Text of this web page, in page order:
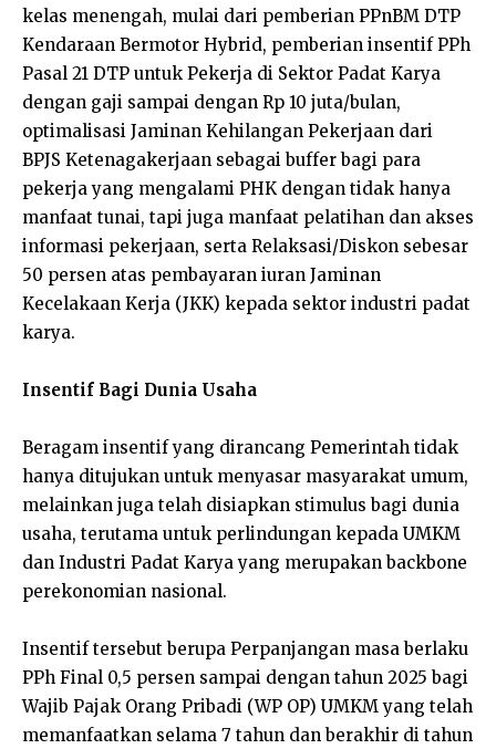
kelas menengah, mulai dari pemberian PPnBM DTP
Kendaraan Bermotor Hybrid, pemberian insentif PPh
Pasal 21 DTP untuk Pekerja di Sektor Padat Karya
dengan gaji sampai dengan Rp 10 juta/bulan,
optimalisasi Jaminan Kehilangan Pekerjaan dari
BPJS Ketenagakerjaan sebagai buffer bagi para
pekerja yang mengalami PHK dengan tidak hanya
manfaat tunai, tapi juga manfaat pelatihan dan akses
informasi pekerjaan, serta Relaksasi/Diskon sebesar
50 persen atas pembayaran iuran Jaminan
Kecelakaan Kerja (JKK) kepada sektor industri padat
karya.
Insentif Bagi Dunia Usaha
Beragam insentif yang dirancang Pemerintah tidak
hanya ditujukan untuk menyasar masyarakat umum,
melainkan juga telah disiapkan stimulus bagi dunia
usaha, terutama untuk perlindungan kepada UMKM
dan Industri Padat Karya yang merupakan backbone
perekonomian nasional.
Insentif tersebut berupa Perpanjangan masa berlaku
PPh Final 0,5 persen sampai dengan tahun 2025 bagi
Wajib Pajak Orang Pribadi (WP OP) UMKM yang telah
memanfaatkan selama 7 tahun dan berakhir di tahun